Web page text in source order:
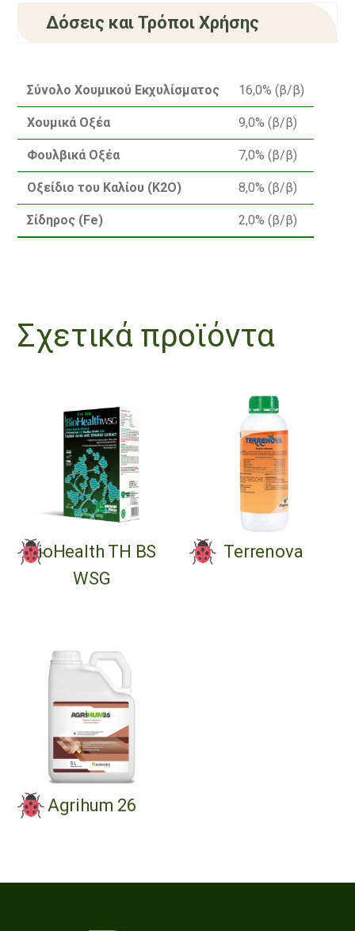
Δόσεις και Τρόποι Χρήσης
Σύνολο Χουμικού Εκχυλίσματος 16,0% (β/β)
Χουμικά Οξέα 9,0% (β/β)
Φουλβικά Οξέα 7,0% (β/β)
Οξείδιο του Καλίου (K2O) 8,0% (β/β)
Σίδηρος (Fe) 2,0% (β/β)
Σχετικά προϊόντα
BioHealth TH BS
WSG
Terrenova
Agrihum 26